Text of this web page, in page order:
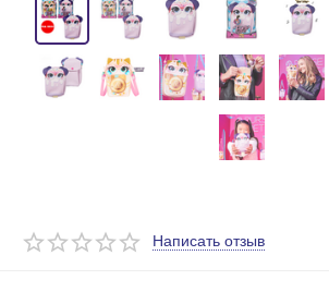
Написать отзыв